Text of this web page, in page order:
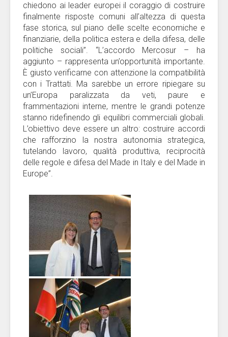
chiedono ai leader europei il coraggio di costruire
finalmente risposte comuni all’altezza di questa
fase storica, sul piano delle scelte economiche e
finanziarie, della politica estera e della difesa, delle
politiche sociali”. “L’accordo Mercosur – ha
aggiunto – rappresenta un’opportunità importante.
È giusto verificarne con attenzione la compatibilità
con i Trattati. Ma sarebbe un errore ripiegare su
un’Europa paralizzata da veti, paure e
frammentazioni interne, mentre le grandi potenze
stanno ridefinendo gli equilibri commerciali globali.
L’obiettivo deve essere un altro: costruire accordi
che rafforzino la nostra autonomia strategica,
tutelando lavoro, qualità produttiva, reciprocità
delle regole e difesa del Made in Italy e del Made in
Europe”.